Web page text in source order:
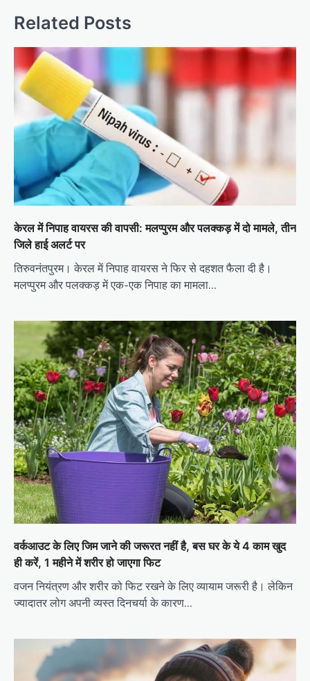
Related Posts
केरल में निपाह वायरस की वापसी: मलप्पुरम और पलक्कड़ में दो मामले, तीन
जिले हाई अलर्ट पर
तिरुवनंतपुरम। केरल में निपाह वायरस ने फिर से दहशत फैला दी है।
मलप्पुरम और पलक्कड़ में एक-एक निपाह का मामला…
वर्कआउट के लिए जिम जाने की जरूरत नहीं है, बस घर के ये 4 काम खुद
ही करें, 1 महीने में शरीर हो जाएगा फिट
वजन नियंत्रण और शरीर को फिट रखने के लिए व्यायाम जरूरी है। लेकिन
ज्यादातर लोग अपनी व्यस्त दिनचर्या के कारण…